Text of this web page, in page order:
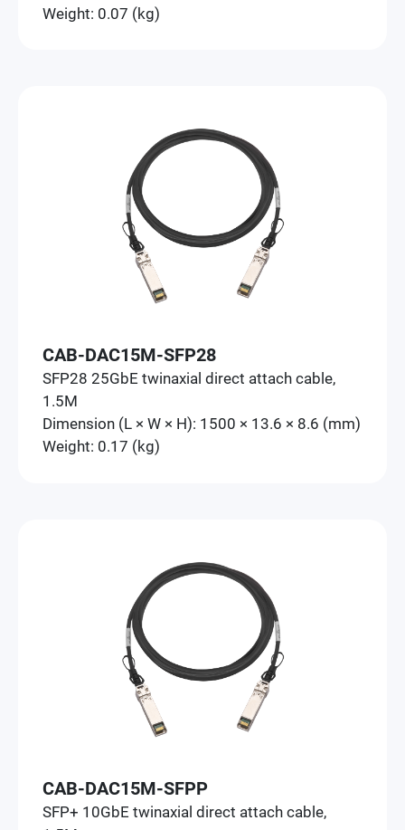
Weight: 0.07 (kg)
CAB-DAC15M-SFP28
SFP28 25GbE twinaxial direct attach cable,
1.5M
Dimension (L × W × H): 1500 × 13.6 × 8.6 (mm)
Weight: 0.17 (kg)
CAB-DAC15M-SFPP
SFP+ 10GbE twinaxial direct attach cable,